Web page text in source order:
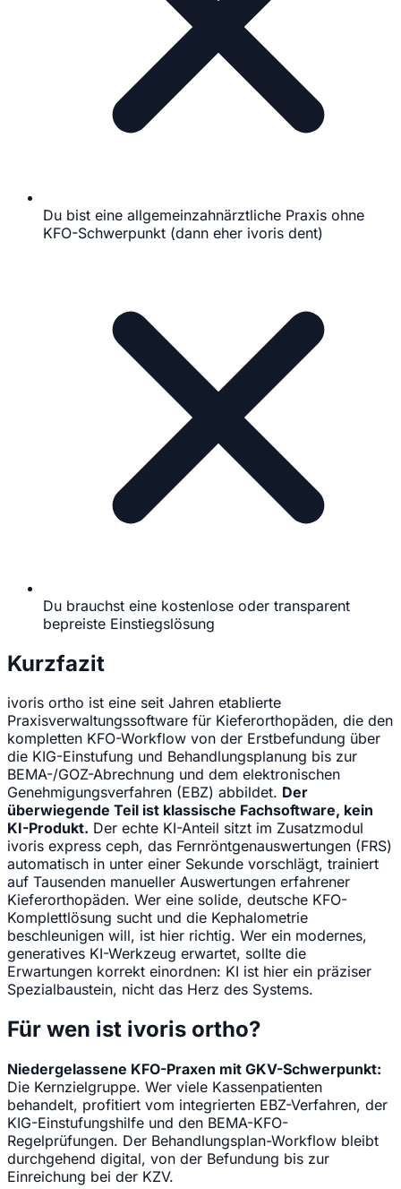
Du bist eine allgemeinzahnärztliche Praxis ohne
KFO-Schwerpunkt (dann eher ivoris dent)
Du brauchst eine kostenlose oder transparent
bepreiste Einstiegslösung
Kurzfazit
ivoris ortho ist eine seit Jahren etablierte
Praxisverwaltungssoftware für Kieferorthopäden, die den
kompletten KFO-Workflow von der Erstbefundung über
die KIG-Einstufung und Behandlungsplanung bis zur
BEMA-/GOZ-Abrechnung und dem elektronischen
Genehmigungsverfahren (EBZ) abbildet. Der
überwiegende Teil ist klassische Fachsoftware, kein
KI-Produkt. Der echte KI-Anteil sitzt im Zusatzmodul
ivoris express ceph, das Fernröntgenauswertungen (FRS)
automatisch in unter einer Sekunde vorschlägt, trainiert
auf Tausenden manueller Auswertungen erfahrener
Kieferorthopäden. Wer eine solide, deutsche KFO-
Komplettlösung sucht und die Kephalometrie
beschleunigen will, ist hier richtig. Wer ein modernes,
generatives KI-Werkzeug erwartet, sollte die
Erwartungen korrekt einordnen: KI ist hier ein präziser
Spezialbaustein, nicht das Herz des Systems.
Für wen ist ivoris ortho?
Niedergelassene KFO-Praxen mit GKV-Schwerpunkt:
Die Kernzielgruppe. Wer viele Kassenpatienten
behandelt, profitiert vom integrierten EBZ-Verfahren, der
KIG-Einstufungshilfe und den BEMA-KFO-
Regelprüfungen. Der Behandlungsplan-Workflow bleibt
durchgehend digital, von der Befundung bis zur
Einreichung bei der KZV.